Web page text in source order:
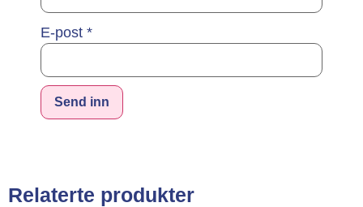
E-post *
Relaterte produkter